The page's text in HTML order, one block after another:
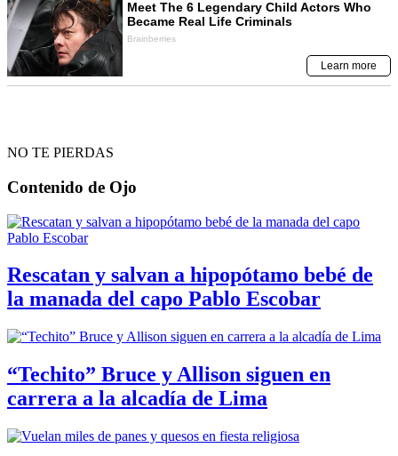
NO TE PIERDAS
Contenido de Ojo
Rescatan y salvan a hipopótamo bebé de
la manada del capo Pablo Escobar
“Techito” Bruce y Allison siguen en
carrera a la alcadía de Lima